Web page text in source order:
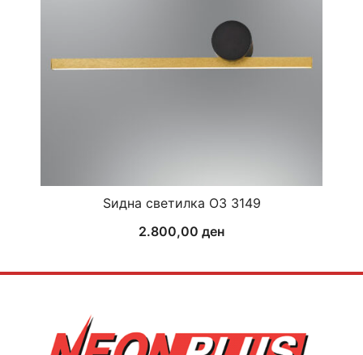
Ѕидна светилка ОЗ 3149
2.800,00 ден